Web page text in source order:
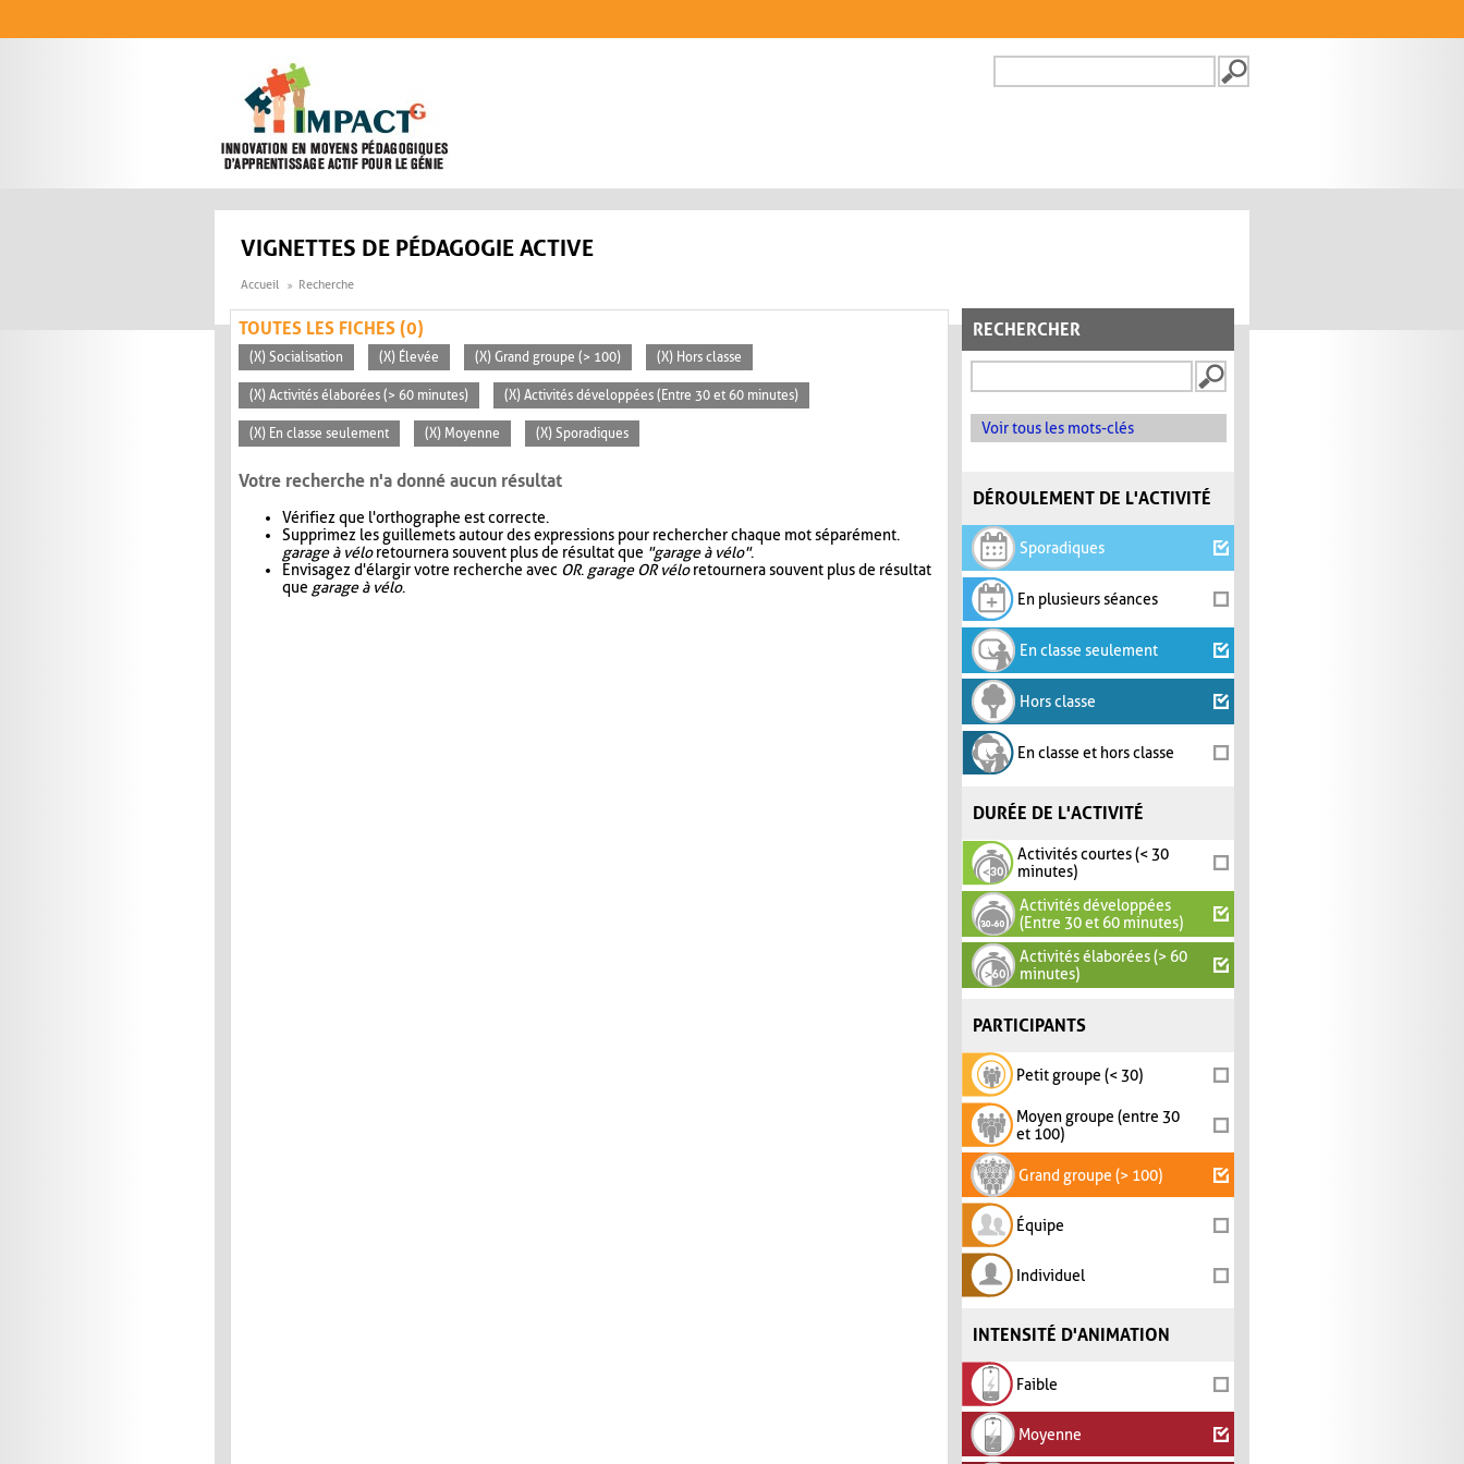
FORMULAIRE DE
VIGNETTES DE PÉDAGOGIE ACTIVE
Accueil Recherche
RECHERCHER
Voir tous les mots-clés
DÉROULEMENT DE L'ACTIVITÉ
Sporadiques
En plusieurs séances
En classe seulement
Hors classe
En classe et hors classe
DURÉE DE L'ACTIVITÉ
Activités courtes (< 30
minutes)
Activités développées
(Entre 30 et 60 minutes)
Activités élaborées (> 60
minutes)
PARTICIPANTS
Petit groupe (< 30)
Moyen groupe (entre 30
et 100)
Grand groupe (> 100)
Équipe
Individuel
INTENSITÉ D'ANIMATION
Faible
Moyenne
TOUTES LES FICHES (0)
(X) Socialisation (X) Élevée (X) Grand groupe (> 100) (X) Hors classe
(X) Activités élaborées (> 60 minutes) (X) Activités développées (Entre 30 et 60 minutes)
(X) En classe seulement (X) Moyenne (X) Sporadiques
Votre recherche n'a donné aucun résultat
Vérifiez que l'orthographe est correcte.
Supprimez les guillemets autour des expressions pour rechercher chaque mot séparément.
garage à véloretournera souvent plus de résultat que "garage à vélo".
Envisagez d'élargir votre recherche avec OR. garage OR véloretournera souvent plus de résultat
que garage à vélo.